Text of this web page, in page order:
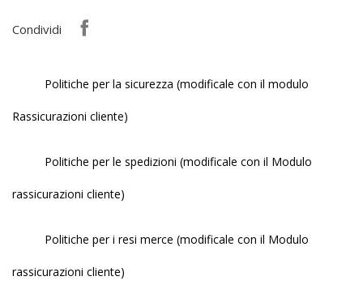
Condividi
Politiche per la sicurezza (modificale con il modulo
Rassicurazioni cliente)
Politiche per le spedizioni (modificale con il Modulo
rassicurazioni cliente)
Politiche per i resi merce (modificale con il Modulo
rassicurazioni cliente)